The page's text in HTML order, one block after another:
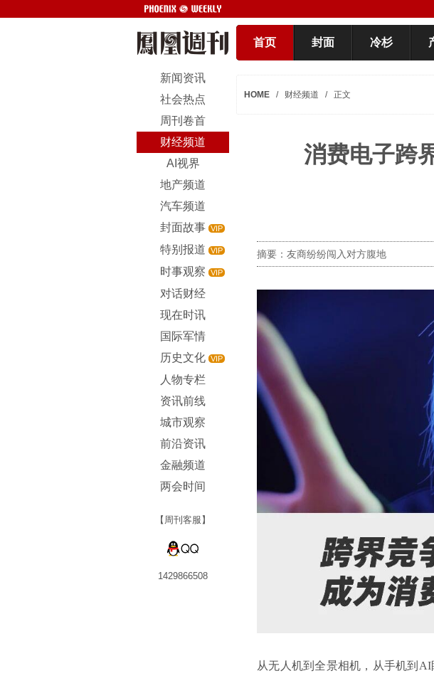
首页 封面 冷杉
新闻资讯
社会热点
周刊卷首
财经频道
AI视界
地产频道
汽车频道
封面故事 VIP
特别报道 VIP
时事观察 VIP
对话财经
现在时讯
国际军情
历史文化 VIP
人物专栏
资讯前线
城市观察
前沿资讯
金融频道
两会时间
【周刊客服】
1429866508
HOME / 财经频道 / 正文
消费电子跨
摘要：友商纷纷闯入对方腹地
从无人机到全景相机，从手机到